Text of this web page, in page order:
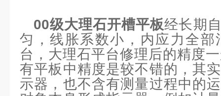
00级大理石开槽平板经长期
匀，线胀系数小，内应力全部
台，大理石平台修理后的精度
有平板中精度是较不错的，其
示器，也不含有测量过程中的